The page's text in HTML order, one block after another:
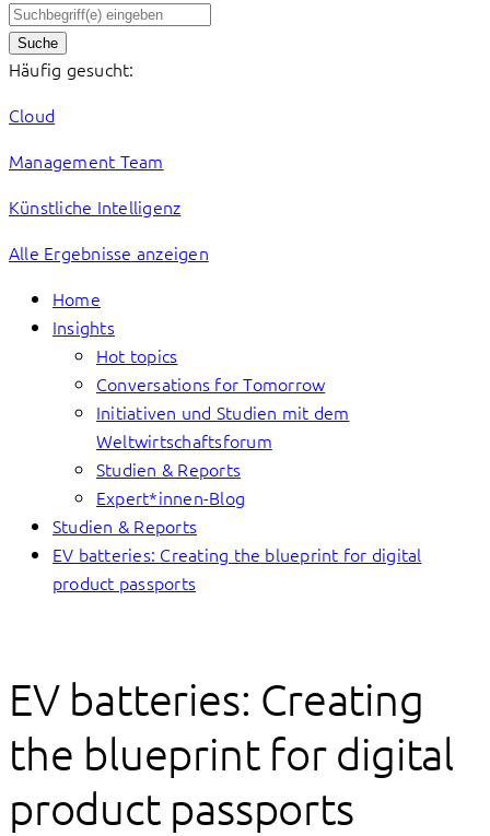
Suche
Häufig gesucht:
Cloud
Management Team
Künstliche Intelligenz
Alle Ergebnisse anzeigen
Home
Insights
Hot topics
Conversations for Tomorrow
Initiativen und Studien mit dem
Weltwirtschaftsforum
Studien & Reports
Expert*innen-Blog
Studien & Reports
EV batteries: Creating the blueprint for digital
product passports
EV batteries: Creating
the blueprint for digital
product passports